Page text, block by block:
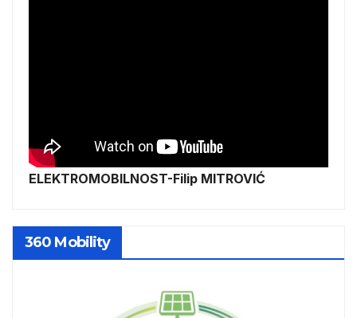
ELEKTROMOBILNOST-Filip MITROVIĆ
360 Mobility